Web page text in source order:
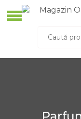
to
după: